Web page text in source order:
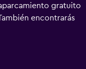
gratuito
encontrarás
cafetería. Orussey
aire